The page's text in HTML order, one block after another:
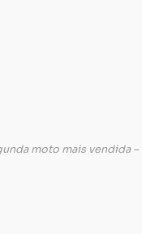
moto mais vendida